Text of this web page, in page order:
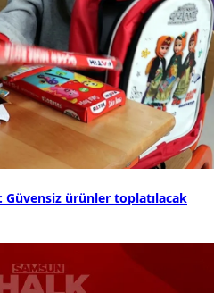
ürünler toplatılacak